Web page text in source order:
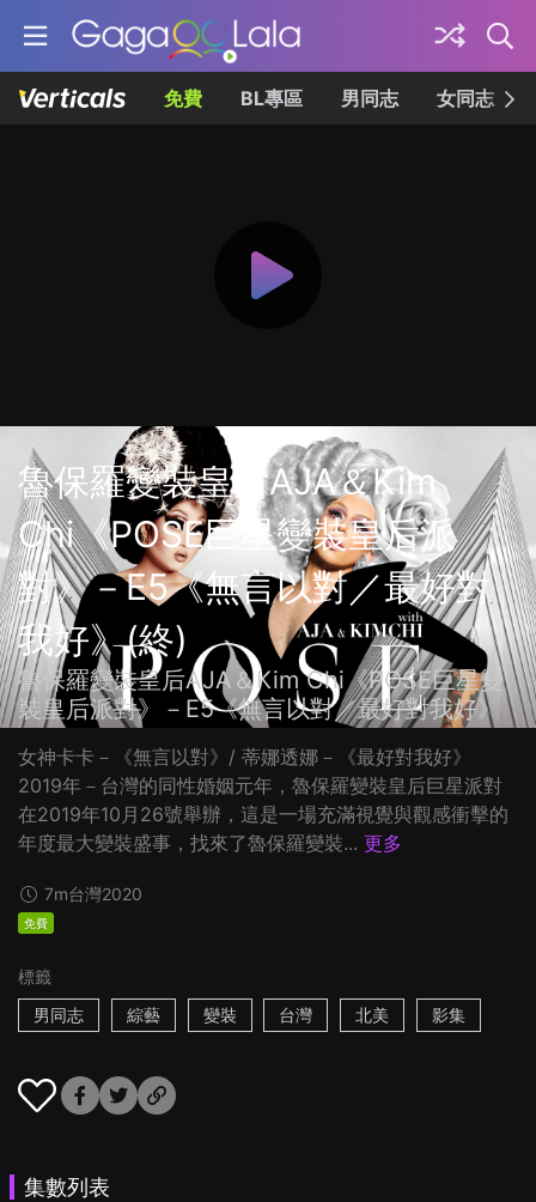
免費 BL專區 男同志 女同志
魯保羅變裝皇后AJA＆Kim
Chi《POSE巨星變裝皇后派
對》－E5《無言以對／最好對
我好》(終)
魯保羅變裝皇后AJA＆Kim Chi《POSE巨星變
裝皇后派對》－E5《無言以對／最好對我好》
女神卡卡－《無言以對》/ 蒂娜透娜－《最好對我好》
2019年－台灣的同性婚姻元年，魯保羅變裝皇后巨星派對
在2019年10月26號舉辦，這是一場充滿視覺與觀感衝擊的
年度最大變裝盛事，找來了魯保羅變裝... 更多
7m台灣2020
免費
標籤
男同志
綜藝 變裝 台灣 北美 影集
集數列表